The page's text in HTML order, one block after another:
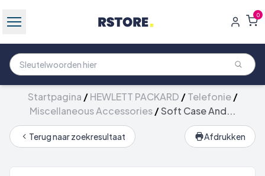
0
Startpagina /HEWLETT PACKARD /Telefonie/
Miscellaneous Accessories/Soft Case And...
Terug naar zoekresultaat Afdrukken